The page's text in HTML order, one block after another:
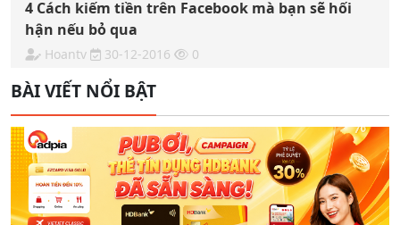
4 Cách kiếm tiền trên Facebook mà bạn sẽ hối
hận nếu bỏ qua
Hoantv 30-12-2016 0
BÀI VIẾT NỔI BẬT